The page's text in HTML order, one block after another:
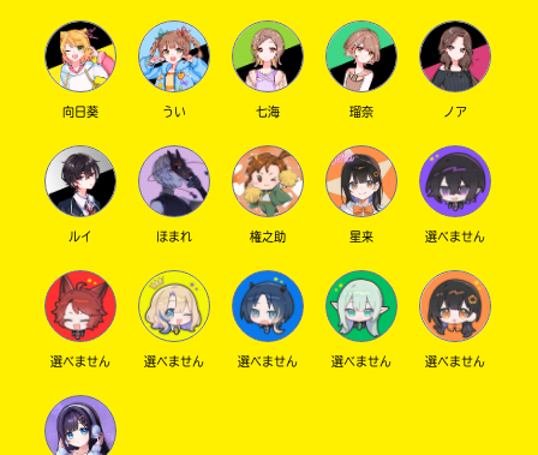
向日葵 うい 七海 瑠奈 ノア
ルイ ほまれ 権之助 星来 選べません
選べません 選べません 選べません 選べません 選べません